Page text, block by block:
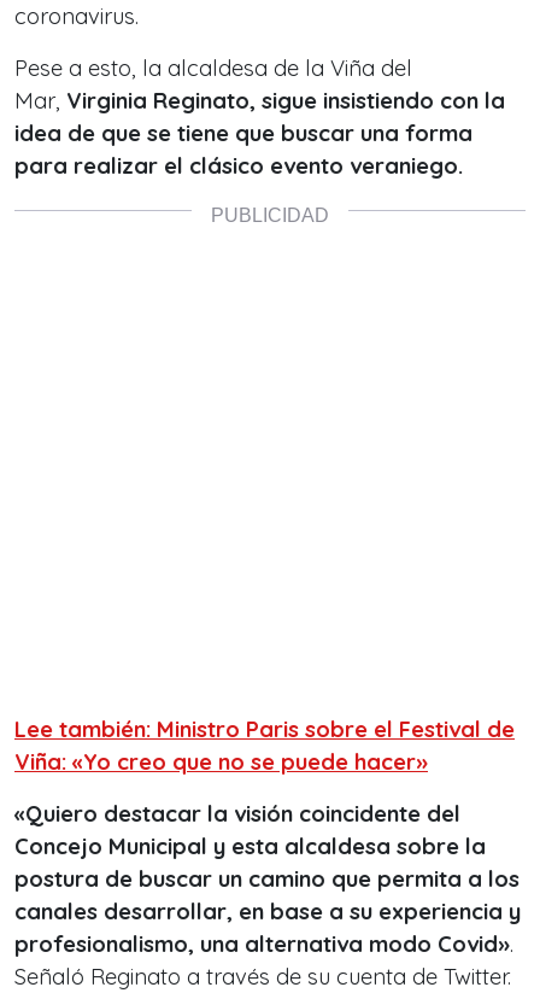
coronavirus.
Pese a esto, la alcaldesa de la Viña del
Mar, Virginia Reginato, sigue insistiendo con la
idea de que se tiene que buscar una forma
para realizar el clásico evento veraniego.
Lee también: Ministro Paris sobre el Festival de
Viña: «Yo creo que no se puede hacer»
«Quiero destacar la visión coincidente del
Concejo Municipal y esta alcaldesa sobre la
postura de buscar un camino que permita a los
canales desarrollar, en base a su experiencia y
profesionalismo, una alternativa modo Covid».
Señaló Reginato a través de su cuenta de Twitter.